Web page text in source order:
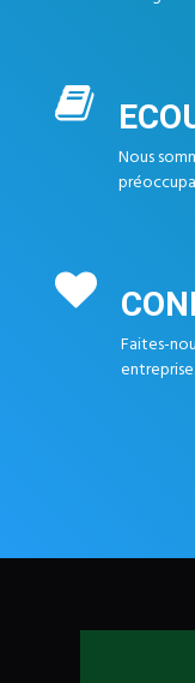
Nous
Faites-
entreprise.